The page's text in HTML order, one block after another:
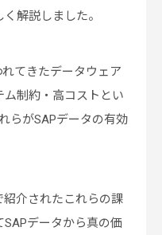
解説しました。
てきたデータウェア
制約・高コストとい
らがSAPデータの有効
介されたこれらの課
SAPデータから真の価